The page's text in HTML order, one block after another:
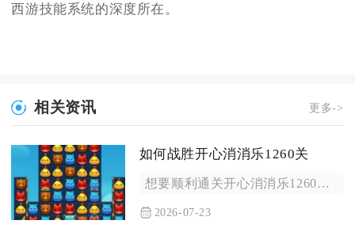
西游技能系统的深度所在。
相关资讯 更多->
如何战胜开心消消乐1260关
想要顺利通关开心消消乐1260关，核心思路是优先破除左侧连片...
2026-07-23